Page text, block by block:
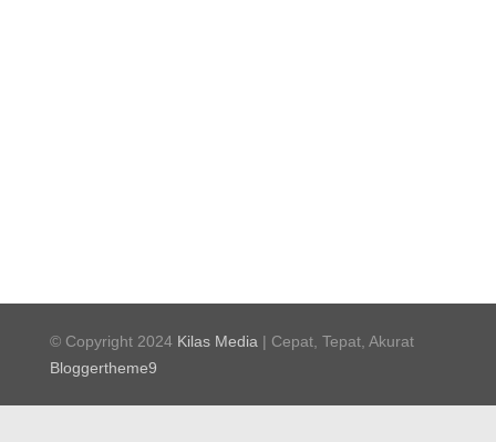
© Copyright 2024 Kilas Media | Cepat, Tepat, Akurat
Bloggertheme9